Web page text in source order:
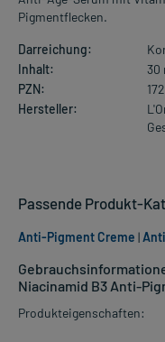
Pigmentflecken.
Darreichung:
Inhalt:
30
PZN:
Hersteller:
Niacinamid B3 Anti-
Produkteigenschaften:
Passende Produkt-
Anti-Pigment Creme |